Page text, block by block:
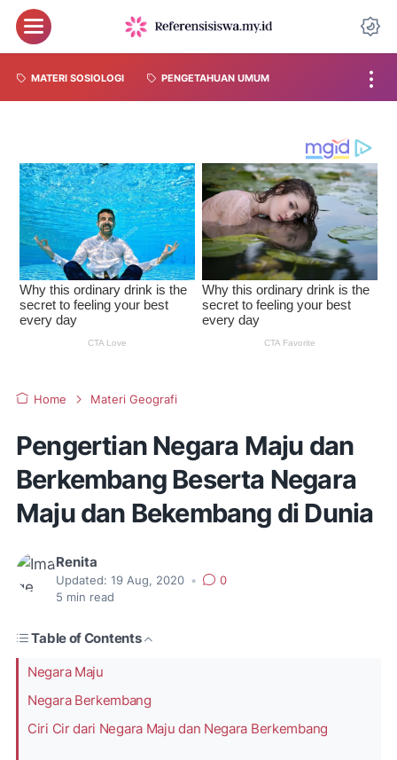
MATERI SOSIOLOGI PENGETAHUAN UMUM
Home Materi Geografi
Pengertian Negara Maju dan
Berkembang Beserta Negara
Maju dan Bekembang di Dunia
Renita
Updated: 19 Aug, 2020 •
0
5 min read
Table of Contents
Negara Maju
Negara Berkembang
Ciri Cir dari Negara Maju dan Negara Berkembang